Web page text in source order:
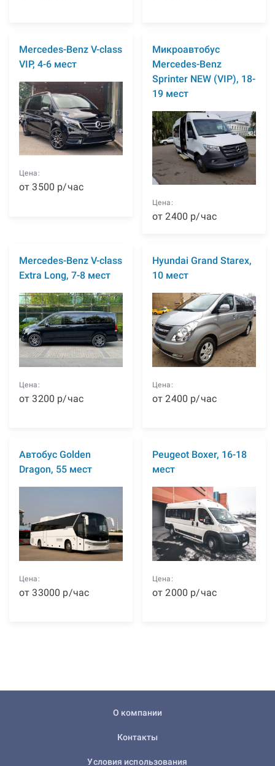
Mercedes-Benz V-class
VIP, 4-6 мест
Цена:
от3500 р/час
Микроавтобус
Mercedes-Benz
Sprinter NEW (VIP), 18-
19 мест
Цена:
от2400 р/час
Mercedes-Benz V-class
Extra Long, 7-8 мест
Цена:
от3200 р/час
Hyundai Grand Starex,
10 мест
Цена:
от2400 р/час
Автобус Golden
Dragon, 55 мест
Цена:
от33000 р/час
Peugeot Boxer, 16-18
мест
Цена:
от2000 р/час
О компании
Контакты
Условия использования